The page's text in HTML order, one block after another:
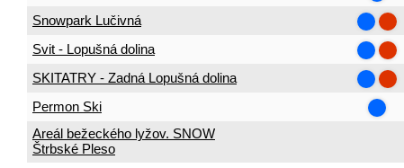
Snowpark Lučivná
Svit - Lopušná dolina
SKITATRY - Zadná Lopušná dolina
Permon Ski
Areál bežeckého lyžov. SNOW
Štrbské Pleso